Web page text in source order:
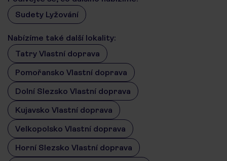
Sudety Lyžování
Nabízíme také další lokality:
Tatry Vlastní doprava
Pomořansko Vlastní doprava
Dolní Slezsko Vlastní doprava
Kujavsko Vlastní doprava
Velkopolsko Vlastní doprava
Horní Slezsko Vlastní doprava